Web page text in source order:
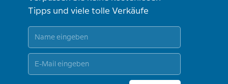
Tipps und viele tolle Verkäufe